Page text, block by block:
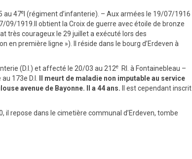
au 47eI (régiment d’infanterie). – Aux armées le 19/07/1916
09/1919.Il obtient la Croix de guerre avec étoile de bronze
très courageux le 29 juillet a exécuté lors des
première ligne »). Il réside dans le bourg d’Erdeven à
(D.I.) et affecté le 20/03 au 212e
RI. à Fontainebleau –
173e D.I.
Il meurt de maladie non imputable au service
avenue de Bayonne. Il a 44 ans.
Il est cependant inscrit
il repose dans le cimetière communal d’Erdeven, tombe